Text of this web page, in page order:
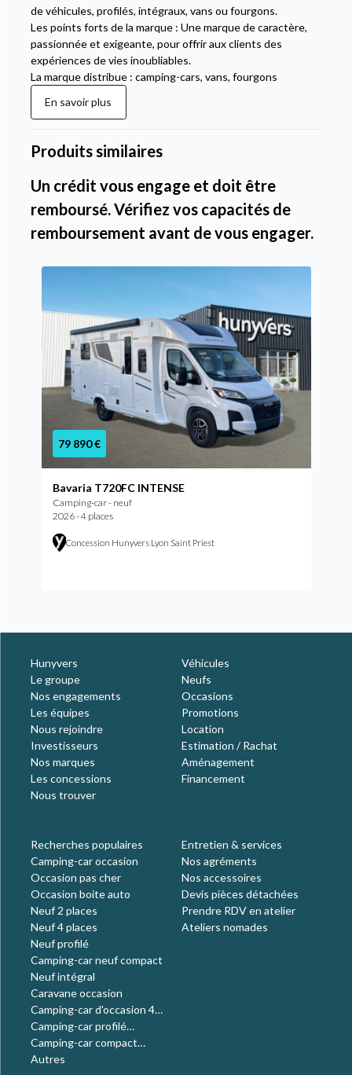
de véhicules, profilés, intégraux, vans ou fourgons.
Les points forts de la marque : Une marque de caractère,
passionnée et exigeante, pour offrir aux clients des
expériences de vies inoubliables.
La marque distribue : camping-cars, vans, fourgons
En savoir plus
Produits similaires
Un crédit vous engage et doit être
remboursé. Vérifiez vos capacités de
remboursement avant de vous engager.
79 890 €
Bavaria T720FC INTENSE
Camping-car - neuf
2026 - 4 places
Concession Hunyvers Lyon Saint Priest
Hunyvers
Le groupe
Nos engagements
Les équipes
Nous rejoindre
Investisseurs
Nos marques
Les concessions
Nous trouver
Véhicules
Neufs
Occasions
Promotions
Location
Estimation / Rachat
Aménagement
Financement
Recherches populaires
Camping-car occasion
Occasion pas cher
Occasion boite auto
Neuf 2 places
Neuf 4 places
Neuf profilé
Camping-car neuf compact
Neuf intégral
Caravane occasion
Camping-car d'occasion 4
places
Camping-car profilé
occasion
Camping-car compact
occasion
Autres
Entretien & services
Nos agréments
Nos accessoires
Devis pièces détachées
Prendre RDV en atelier
Ateliers nomades